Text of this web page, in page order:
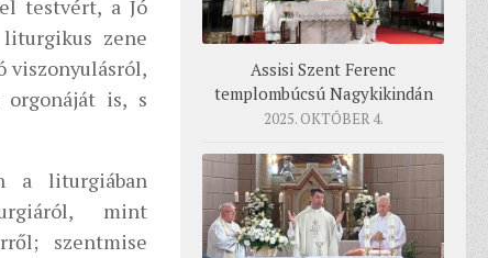
testvért, a Jó
zene
viszonyulásról,
orgonáját is, s
a liturgiában
mint
szentmise
Assisi Szent Ferenc
templombúcsú Nagykikindán
2025. OKTÓBER 4.